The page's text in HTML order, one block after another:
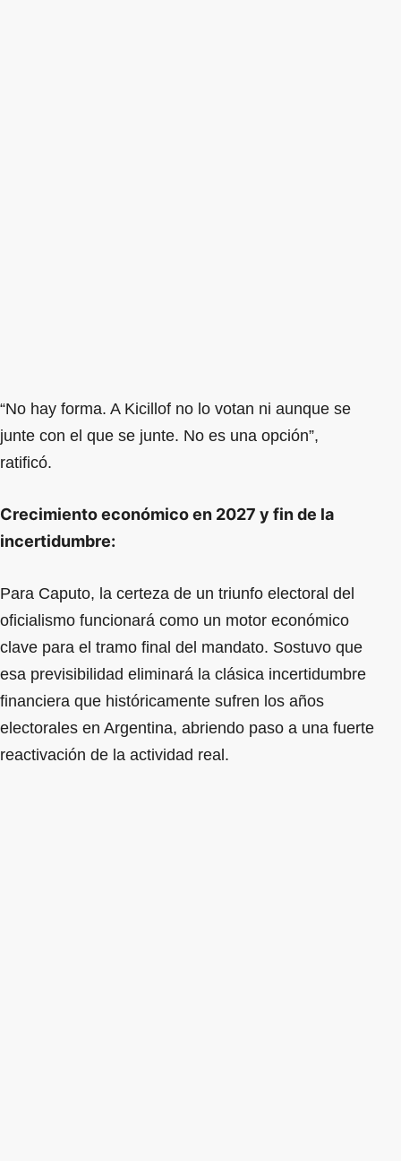
“No hay forma. A Kicillof no lo votan ni aunque se
junte con el que se junte. No es una opción”,
ratificó.
Crecimiento económico en 2027 y fin de la
incertidumbre:
Para Caputo, la certeza de un triunfo electoral del
oficialismo funcionará como un motor económico
clave para el tramo final del mandato. Sostuvo que
esa previsibilidad eliminará la clásica incertidumbre
financiera que históricamente sufren los años
electorales en Argentina, abriendo paso a una fuerte
reactivación de la actividad real.